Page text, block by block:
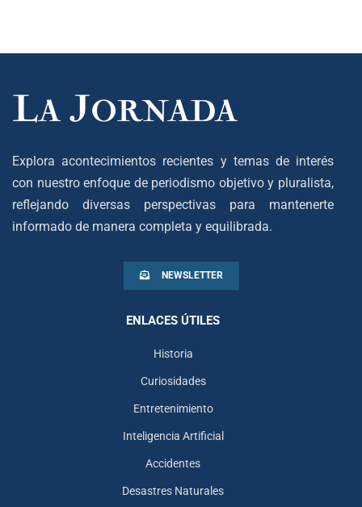
Explora acontecimientos recientes y temas de interés
con nuestro enfoque de periodismo objetivo y pluralista,
reflejando diversas perspectivas para mantenerte
informado de manera completa y equilibrada.
NEWSLETTER
ENLACES ÚTILES
Historia
Curiosidades
Entretenimiento
Inteligencia Artificial
Accidentes
Desastres Naturales